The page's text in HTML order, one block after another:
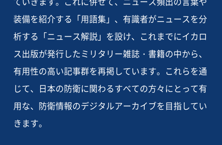
装備を紹介する「用語集」、有識者がニュースを分
析する「ニュース解説」を設け、これまでにイカロ
ス出版が発行したミリタリー雑誌・書籍の中から、
有用性の高い記事群を再掲しています。これらを通
じて、日本の防衛に関わるすべての方々にとって有
用な、防衛情報のデジタルアーカイブを目指してい
きます。